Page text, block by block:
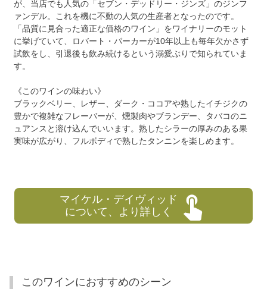
が、当店でも人気の「セブン・デッドリー・ジンズ」のジンフ
ァンデル。これを機に不動の人気の生産者となったのです。
「品質に見合った適正な価格のワイン」をワイナリーのモット
に挙げていて、ロバート・パーカーが10年以上も毎年欠かさず
試飲をし、引退後も飲み続けるという溺愛ぶりで知られていま
す。
《このワインの味わい》
ブラックベリー、レザー、ダーク・ココアや熟したイチジクの
豊かで複雑なフレーバーが、燻製肉やブランデー、タバコのニ
ュアンスと溶け込んでいいます。熟したシラーの厚みのある果
実味が広がり、フルボディで熟したタンニンを楽しめます。
マイケル・デイヴィッド
について、より詳しく
このワインにおすすめのシーン